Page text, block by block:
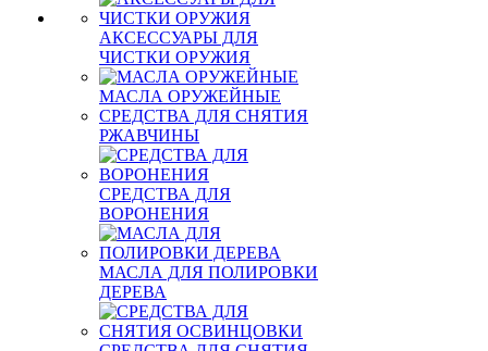
АКСЕССУАРЫ ДЛЯ
ЧИСТКИ ОРУЖИЯ
МАСЛА ОРУЖЕЙНЫЕ
СРЕДСТВА ДЛЯ СНЯТИЯ
РЖАВЧИНЫ
СРЕДСТВА ДЛЯ
ВОРОНЕНИЯ
МАСЛА ДЛЯ ПОЛИРОВКИ
ДЕРЕВА